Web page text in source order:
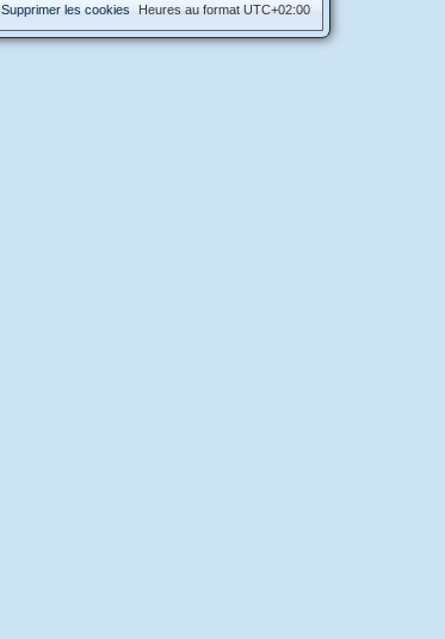
Heures au format UTC+02:00
Supprimer les cookies